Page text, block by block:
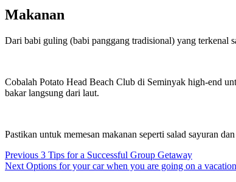
Makanan
Dari babi guling (babi panggang tradisional) yang terkenal
Cobalah Potato Head Beach Club di Seminyak high-end
bakar langsung dari laut.
Pastikan untuk memesan makanan seperti salad sayuran
Post
navigation
Previous 3 Tips for a Successful Group Getaway
Next Options for your car when you are going on a vacation